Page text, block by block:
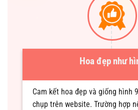
Hoa đẹp như
Cam kết hoa đẹp và giống hình
chụp trên website. Trường hợp